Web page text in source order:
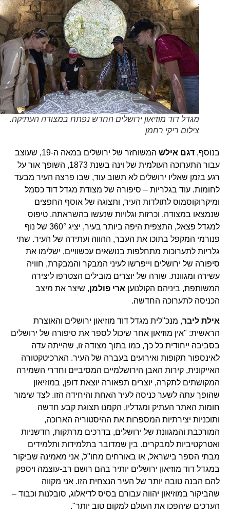
מגדל דוד מוזיאון ירושלים החדש נפתח במצודה העתיקה.
צילום ריקי רחמן
בנוסף,דגם אילש
המשוחזר של ירושלים במאה ה-19, שעוצב
עבור התערוכה העולמית של וינה בשנת 1873, השופך אור על
רגע בזמן שאליו ירושלים לא תשוב עוד, שבו פרצה העיר מבעד
לחומות. עוד בגלריות – סיפורה של מצודת מגדל דוד כסמל
ומיקרוקוסמוס לתולדות העיר, ותצוגה של אוסף החפצים
שנמצאו במצודה, וכרזות וגלויות שנעשו בהשראתה. טיפוס
למגדל פצאל, התצפית היפה ביותר בעיר, יציג 360° של נוף
פנורמי המקפל בתוכו את העבר, ההווה ועתידה של העיר. שתי
גלריות לתערוכות מתחלפות בנושאים עכשוויים, ישלימו את
סיפורה של ירושלים וייפרשו לעיני המבקר והמבקרת, חוויה
עשירה ומגוונת. שורה של יוצרים מובילים הצטרפו ליצירה
המשותפת, ביניהם הקולנועןארי פולמן, שיצר את מיצב
הכניסה לתערוכה החדשה.
אילת ליבר, מנכ"לית מגדל דוד מוזיאון ירושלים והאוצרת
הראשית: "אין מוזיאון אחר שיכול לספר את סיפורה של ירושלים
בסביבה ייחודית כל כך, כמו בתוך מצודה זו, שהייתה עדה
לאינספור תקופות ואירועים בעברה של העיר. הארכיטקטורה
האייקונית, קירות האבן הירושלמיים המסיביים וחדרי השמירה
המקושתים לתקרה, יוצרים תפאורה יוצאת דופן, במוזיאון
שהופך עתה לשער כניסה לעיר האחת והיחידה הזו. לצד שימור
חומות האתר העתיק ומגדליו, הקמנו תצוגת קבע חדשה
ותוכניות יצירתיות המספרות את ההיסטוריה הארוכה,
המורכבת והמגוונת של ירושלים, בדרכים מרתקות, חדשניות
ואטרקטיביות למבקרים. בין שמדובר בתלמידות ותלמידים
מבתי הספר בישראל, או באורחים מחו"ל, אני מאמינה שביקור
במגדל דוד מוזיאון ירושלים יותיר בהם רושם רב-עוצמה ויספק
להם הבנה טובה יותר של העיר הנצחית הזו. אני מקווה
שהביקור במוזיאון יהווה עבורם בסיס לדיאלוג, סובלנות וכבוד –
הערכים שיהפכו את העולם למקום טוב יותר".